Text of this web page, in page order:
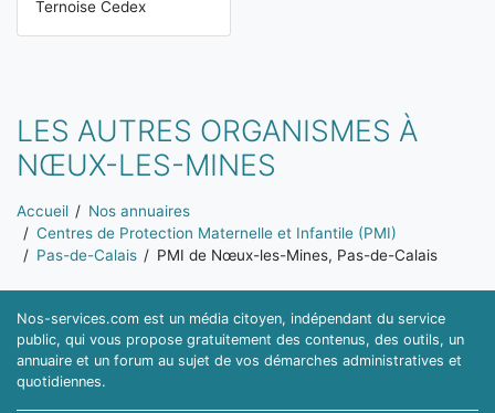
Ternoise Cedex
LES AUTRES ORGANISMES À
NŒUX-LES-MINES
Vous êtes ici:
Accueil
Nos annuaires
Centres de Protection Maternelle et Infantile (PMI)
Pas-de-Calais
PMI de Nœux-les-Mines, Pas-de-Calais
Nos-services.com est un média citoyen, indépendant du service
public, qui vous propose gratuitement des contenus, des outils, un
annuaire et un forum au sujet de vos démarches administratives et
quotidiennes.